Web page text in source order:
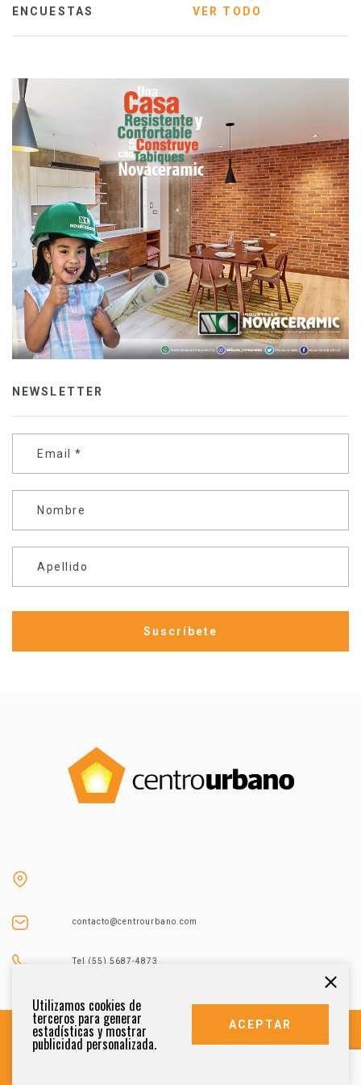
ENCUESTAS VER TODO
NEWSLETTER
Email *
Nombre
Apellido
contacto@centrourbano.com
Tel (55) 5687-4873
Utilizamos cookies de
terceros para generar
estadísticas y mostrar
publicidad personalizada.
ACEPTAR